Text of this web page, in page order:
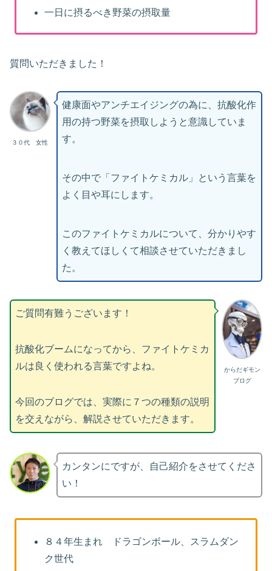
一日に摂るべき野菜の摂取量
質問いただきました！
３０代 女性
健康面やアンチエイジングの為に、抗酸化作
用の持つ野菜を摂取しようと意識していま
す。
その中で「ファイトケミカル」という言葉を
よく目や耳にします。
このファイトケミカルについて、分かりやす
く教えてほしくて相談させていただきまし
た。
からだギモン
ブログ
ご質問有難うございます！
抗酸化ブームになってから、ファイトケミカ
ルは良く使われる言葉ですよね。
今回のブログでは、実際に７つの種類の説明
を交えながら、解説させていただきます。
カンタンにですが、自己紹介をさせてくださ
い！
８４年生まれ ドラゴンボール、スラムダン
ク世代